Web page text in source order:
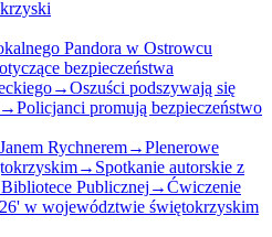
Pandora w Ostrowcu
bezpieczeństwa
→Oszuści podszywają się
→Policjanci promują bezpieczeństwo
Rychnerem→Plenerowe
→ Spotkanie autorskie z
Publicznej →Ćwiczenie
w województwie świętokrzyskim